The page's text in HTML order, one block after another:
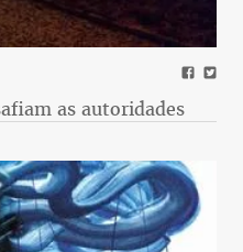
as autoridades